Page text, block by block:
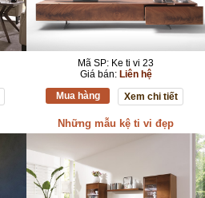
Mã SP: Ke ti vi 23
Giá bán: Liên hệ
Mua hàng
Xem chi tiết
Những mẫu kệ ti vi đẹp